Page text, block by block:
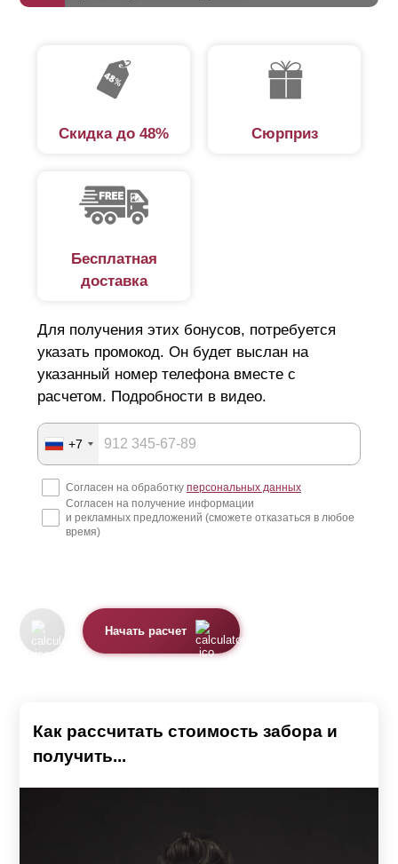
Скидка до 48% Сюрприз
Бесплатная
доставка
Для получения этих бонусов, потребуется
указать промокод. Он будет выслан на
указанный номер телефона вместе с
расчетом. Подробности в видео.
+7
Согласен на обработку персональных данных
Согласен на получение информации
и рекламных предложений (сможете отказаться в любое
время)
Начать расчет
Как рассчитать стоимость забора и
получить...